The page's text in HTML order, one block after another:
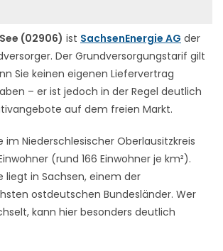
(02906) ist SachsenEnergie AG der
Der Grundversorgungstarif gilt
Sie keinen eigenen Liefervertrag
– er ist jedoch in der Regel deutlich
auf dem freien Markt.
im Niederschlesischer Oberlausitzkreis
(rund 166 Einwohner je km²).
liegt in Sachsen, einem der
ostdeutschen Bundesländer. Wer
kann hier besonders deutlich